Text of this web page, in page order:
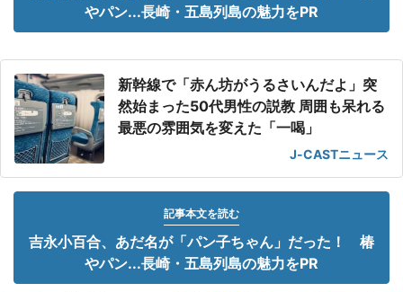
やパン...長崎・五島列島の魅力をPR
新幹線で「赤ん坊がうるさいんだよ」突
然始まった50代男性の説教 周囲も呆れる
最悪の雰囲気を変えた「一喝」
J-CASTニュース
記事本文を読む
吉永小百合、あだ名が「パン子ちゃん」だった！ 椿
やパン...長崎・五島列島の魅力をPR